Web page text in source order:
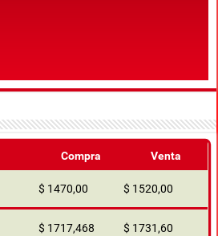
Compra Venta
$ 1470,00 $ 1520,00
$ 1717,468 $ 1731,60